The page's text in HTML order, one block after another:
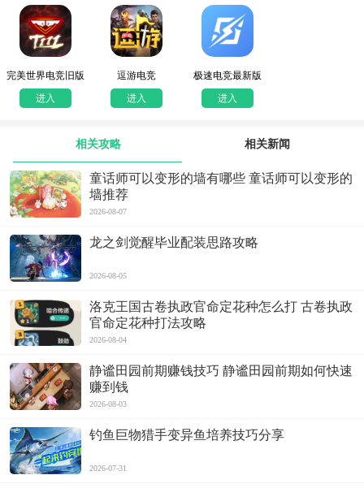
完美世界电竞旧版
进入
逗游电竞
进入
极速电竞最新版
进入
相关攻略 相关新闻
童话师可以变形的墙有哪些 童话师可以变形的
墙推荐
2026-08-07
龙之剑觉醒毕业配装思路攻略
2026-08-05
洛克王国古卷执政官命定花种怎么打 古卷执政
官命定花种打法攻略
2026-08-04
静谧田园前期赚钱技巧 静谧田园前期如何快速
赚到钱
2026-08-03
钓鱼巨物猎手变异鱼培养技巧分享
2026-07-31